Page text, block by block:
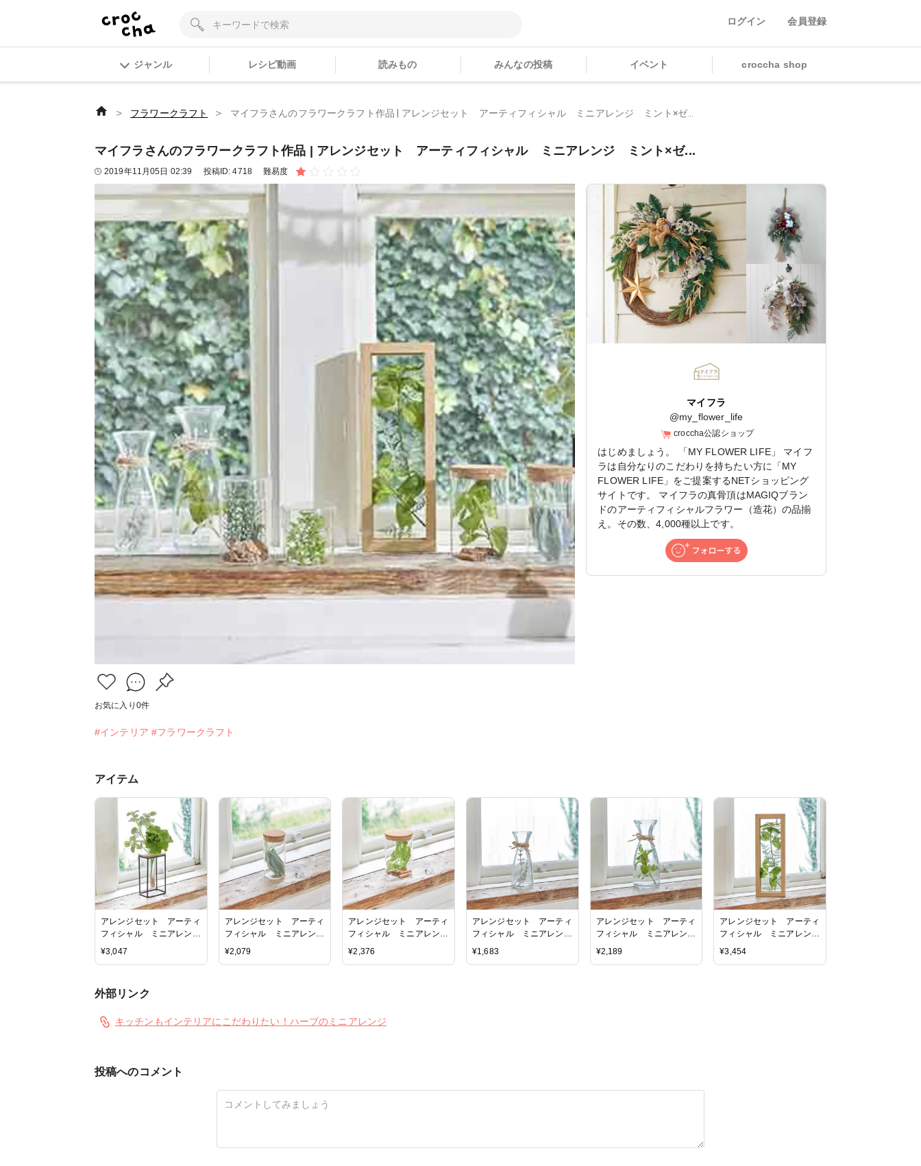
ログイン 会員登録
ジャンル レシピ動画 読みもの みんなの投稿 イベント croccha shop
＞ フラワークラフト ＞ マイフラさんのフラワークラフト作品 | アレンジセット アーティフィシャル ミニアレンジ ミント×ゼ...
マイフラさんのフラワークラフト作品 | アレンジセット アーティフィシャル ミニアレンジ ミント×ゼ...
2019年11月05日 02:39 投稿ID:4718 難易度
お気に入り 0件
#インテリア #フラワークラフト
マイフラ
@my_flower_life
croccha公認ショップ
はじめましょう。 「MY FLOWER LIFE」 マイフ
ラは自分なりのこだわりを持ちたい方に「MY
FLOWER LIFE」をご提案するNETショッピング
サイトです。 マイフラの真骨頂はMAGIQブラン
ドのアーティフィシャルフラワー（造花）の品揃
え。その数、4,000種以上です。
アイテム
アレンジセット アーティ
フィシャル ミニアレン
ジ ミント×ゼラニウム
¥3,047
アレンジセット アーティ
フィシャル ミニアレン
ジ ラムズイヤーリーフ
¥2,079
アレンジセット アーティ
フィシャル ミニアレン
ジ バジル×シナモン
¥2,376
アレンジセット アーティ
フィシャル ミニアレン
ジ ウォーターウィード
¥1,683
アレンジセット アーティ
フィシャル ミニアレン
ジ ペパーミント
¥2,189
アレンジセット アーティ
フィシャル ミニアレン
ジ レディファーン×バジ
¥3,454
外部リンク
キッチンもインテリアにこだわりたい！ハーブのミニアレンジ
投稿へのコメント